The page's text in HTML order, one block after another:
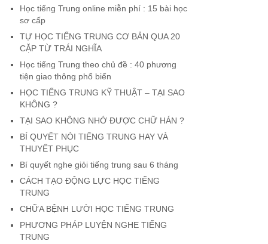
Học tiếng Trung online miễn phí : 15 bài học
sơ cấp
TỰ HỌC TIẾNG TRUNG CƠ BẢN QUA 20
CẶP TỪ TRÁI NGHĨA
Học tiếng Trung theo chủ đề : 40 phương
tiện giao thông phổ biến
HỌC TIẾNG TRUNG KỸ THUẬT – TẠI SAO
KHÔNG ?
TẠI SAO KHÔNG NHỚ ĐƯỢC CHỮ HÁN ?
BÍ QUYẾT NÓI TIẾNG TRUNG HAY VÀ
THUYẾT PHỤC
Bí quyết nghe giỏi tiếng trung sau 6 tháng
CÁCH TẠO ĐỘNG LỰC HỌC TIẾNG
TRUNG
CHỮA BỆNH LƯỜI HỌC TIẾNG TRUNG
PHƯƠNG PHÁP LUYỆN NGHE TIẾNG
TRUNG